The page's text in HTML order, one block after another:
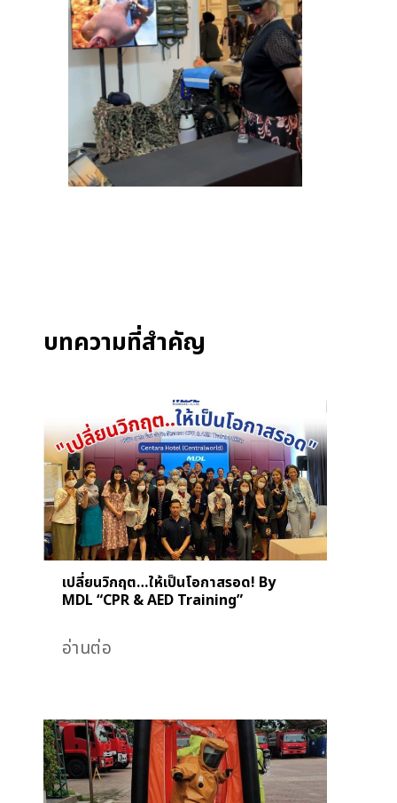
บทความที่สำคัญ
เปลี่ยนวิกฤต…ให้เป็นโอกาสรอด! By
MDL “CPR & AED Training”
อ่านต่อ